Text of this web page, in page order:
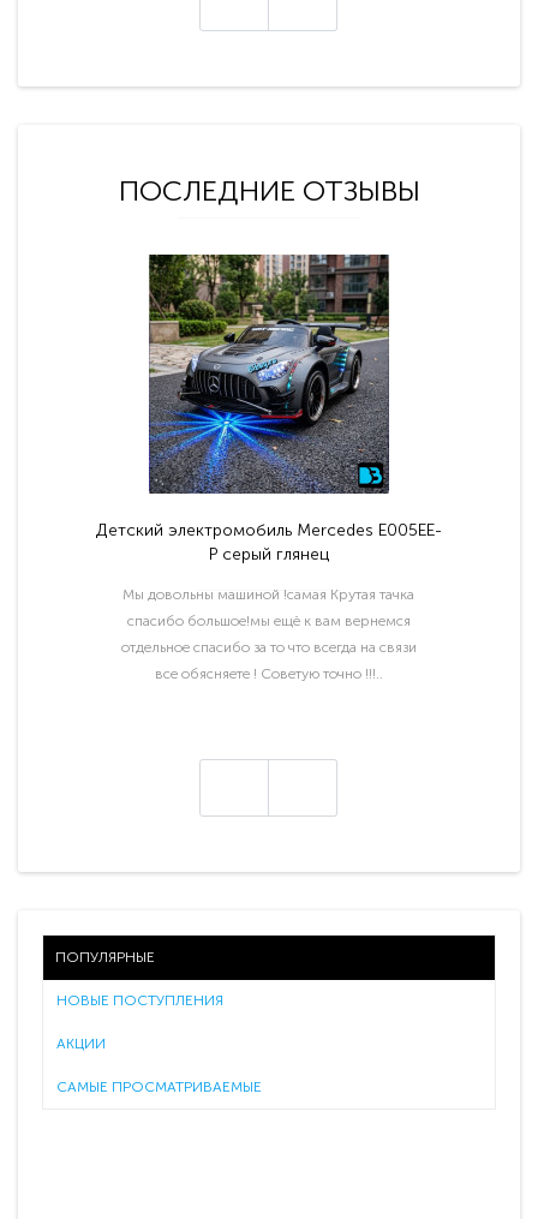
ПОСЛЕДНИЕ ОТЗЫВЫ
Детский электромобиль Mercedes E005EE-
P серый глянец
Мы довольны машиной !самая Крутая тачка
спасибо большое!мы ещё к вам вернемся
отдельное спасибо за то что всегда на связи
все обясняете ! Советую точно !!!..
ПОПУЛЯРНЫЕ
НОВЫЕ ПОСТУПЛЕНИЯ
АКЦИИ
САМЫЕ ПРОСМАТРИВАЕМЫЕ